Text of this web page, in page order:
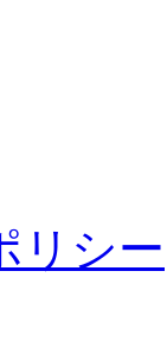
リシー